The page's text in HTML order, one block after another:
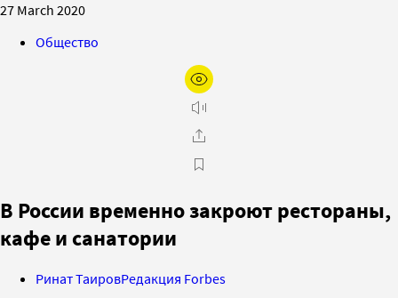
27 March 2020
Общество
В России временно закроют рестораны,
кафе и санатории
Ринат ТаировРедакция Forbes